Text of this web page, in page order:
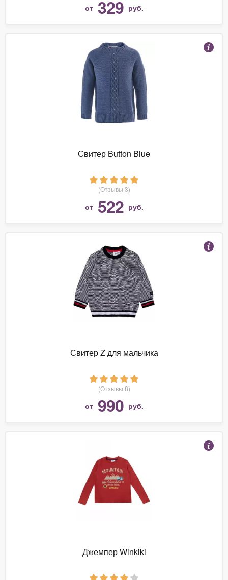
от 329 руб.
Свитер Button Blue
(Отзывы 3)
от 522 руб.
Свитер Z для мальчика
(Отзывы 8)
от 990 руб.
Джемпер Winkiki